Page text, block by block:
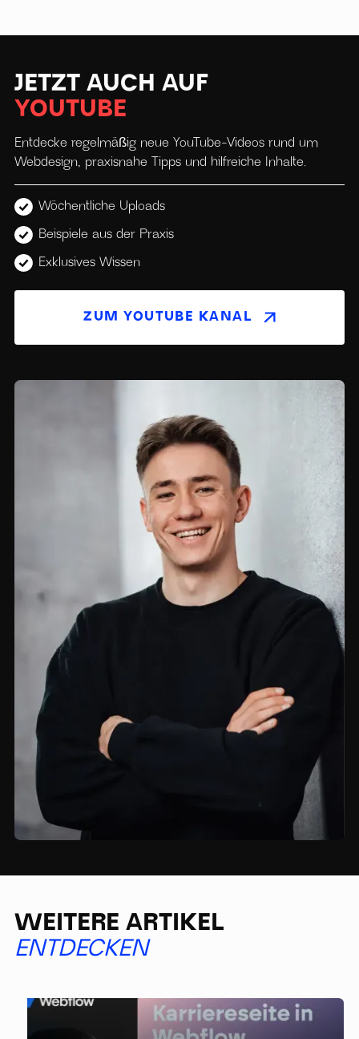
JETZT AUCH AUF
YOUTUBE
Entdecke regelmäßig neue YouTube-Videos rund um
Webdesign, praxisnahe Tipps und hilfreiche Inhalte.
Wöchentliche Uploads
Beispiele aus der Praxis
Exklusives Wissen
ZUM YOUTUBE KANAL
WEITERE ARTIKEL
ENTDECKEN